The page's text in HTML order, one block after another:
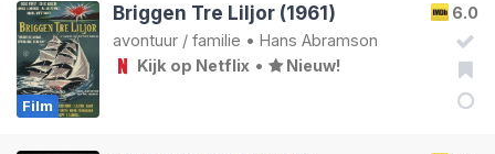
Film
6.0
Briggen Tre Liljor (1961)
avontuur / familie • Hans Abramson
Kijk op Netflix • Nieuw!